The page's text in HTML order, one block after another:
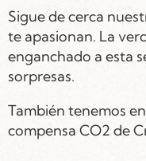
Sigue de cerca
te apasionan. La
enganchado a esta
sorpresas.
También tenemos
compensa CO2 de